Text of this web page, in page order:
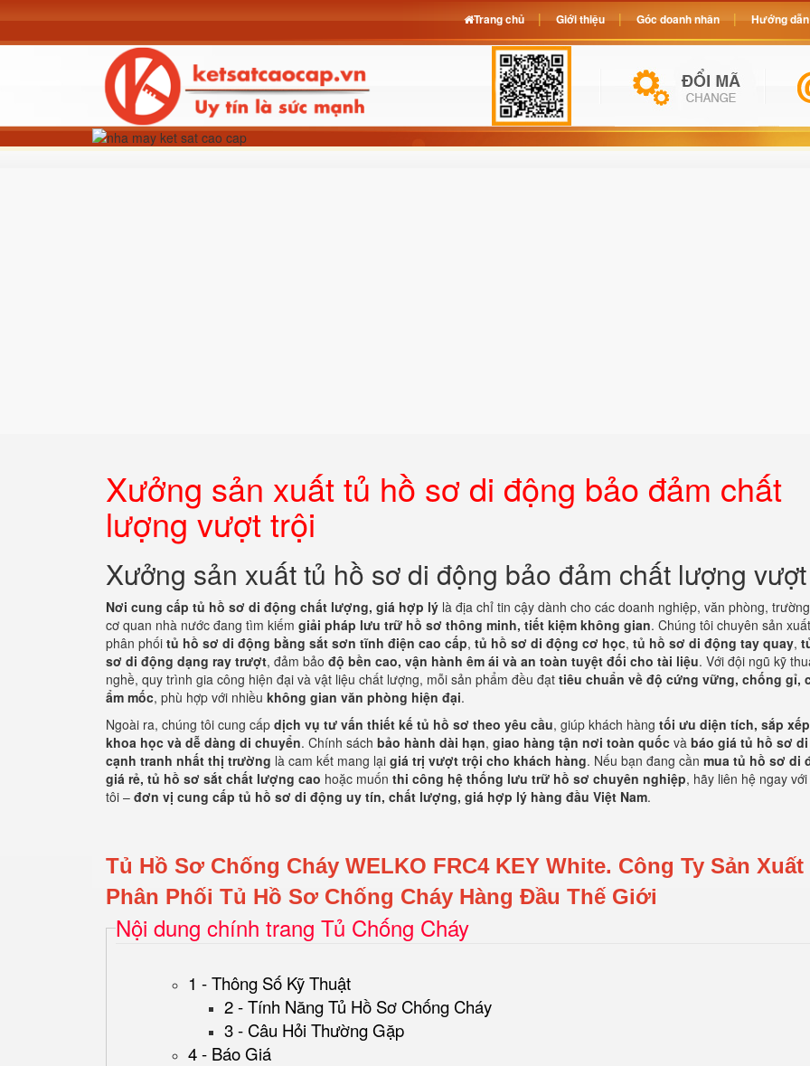
Xưởng sản xuất tủ hồ sơ di động bảo đảm chất
lượng vượt trội
Xưởng sản xuất tủ hồ sơ di động bảo đảm chất lượng
Nơi cung cấp tủ hồ sơ di động chất lượng, giá hợp lý là địa chỉ tin cậy dành cho các doanh nghiệp, văn phòng,
cơ quan nhà nước đang tìm kiếm giải pháp lưu trữ hồ sơ thông minh, tiết kiệm không gian. Chúng tôi chuyên sản
phân phối tủ hồ sơ di động bằng sắt sơn tĩnh điện cao cấp, tủ hồ sơ di động cơ học, tủ hồ sơ di động tay quay,
sơ di động dạng ray trượt, đảm bảo độ bền cao, vận hành êm ái và an toàn tuyệt đối cho tài liệu. Với đội ngũ kỹ
nghề, quy trình gia công hiện đại và vật liệu chất lượng, mỗi sản phẩm đều đạt tiêu chuẩn về độ cứng vững, chống gỉ,
ẩm mốc, phù hợp với nhiều không gian văn phòng hiện đại.
Ngoài ra, chúng tôi cung cấp dịch vụ tư vấn thiết kế tủ hồ sơ theo yêu cầu, giúp khách hàng tối ưu diện tích, sắp
khoa học và dễ dàng di chuyển. Chính sách bảo hành dài hạn, giao hàng tận nơi toàn quốc và báo giá tủ hồ sơ
cạnh tranh nhất thị trường là cam kết mang lại giá trị vượt trội cho khách hàng. Nếu bạn đang cần mua tủ hồ sơ di
giá rẻ, tủ hồ sơ sắt chất lượng cao hoặc muốn thi công hệ thống lưu trữ hồ sơ chuyên nghiệp, hãy liên hệ ngay
tôi – đơn vị cung cấp tủ hồ sơ di động uy tín, chất lượng, giá hợp lý hàng đầu Việt Nam.
Tủ Hồ Sơ Chống Cháy WELKO FRC4 KEY White. Công Ty Sản Xuất
Phân Phối Tủ Hồ Sơ Chống Cháy Hàng Đầu Thế Giới
Nội dung chính trang Tủ Chống Cháy
1 - Thông Số Kỹ Thuật
2 - Tính Năng Tủ Hồ Sơ Chống Cháy
3 - Câu Hỏi Thường Gặp
4 - Báo Giá
Trang chủ Giới thiệu Góc doanh nhân Hướng